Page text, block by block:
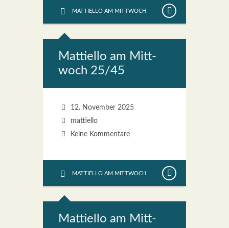
MATTIELLO AM MITTWOCH
Mat­ti­el­lo am Mitt­
woch 25/45
12. November 2025
mattiello
Keine Kommentare
MATTIELLO AM MITTWOCH
Mat­ti­el­lo am Mitt­